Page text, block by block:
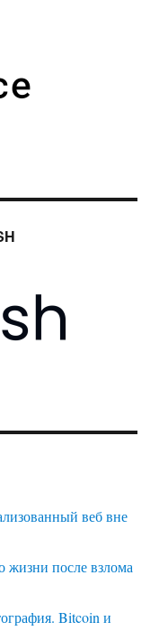
веб вне
жизни после взлома
Bitcoin и